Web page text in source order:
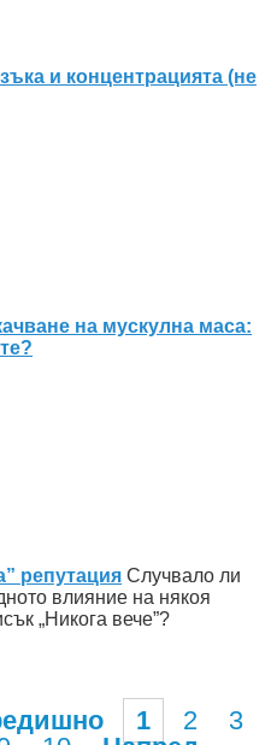
и концентрацията (не
на мускулна маса:
репутация Случвало ли
влияние на някоя
„Никога вече”?
1 2
3